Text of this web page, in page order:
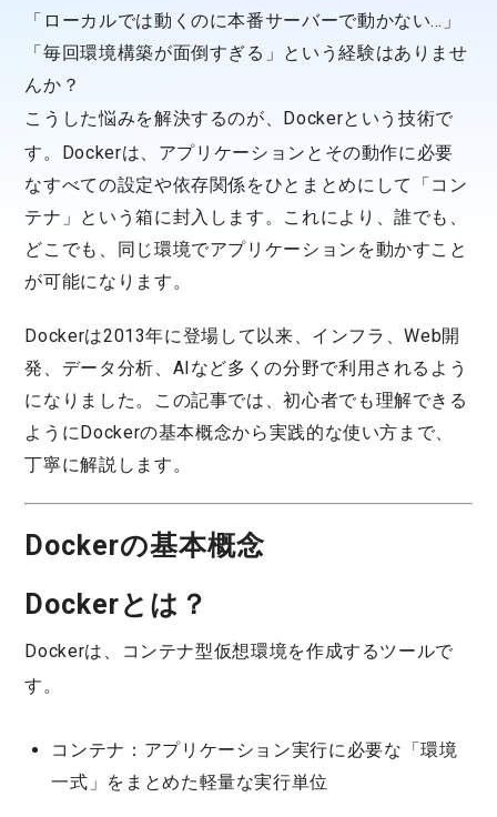
「ローカルでは動くのに本番サーバーで動かない…」
「毎回環境構築が面倒すぎる」という経験はありませ
んか？
こうした悩みを解決するのが、
Dockerという技術で
す。Dockerは、アプリケーションとその動作に必要
なすべての設定や依存関係をひとまとめにして「コン
テナ」という箱に封入します。これにより、誰でも、
どこでも、同じ環境でアプリケーションを動かすこと
が可能になります。
Dockerは2013年に登場して以来、インフラ、Web開
発、データ分析、AIなど多くの分野で利用されるよう
になりました。この記事では、初心者でも理解できる
ようにDockerの基本概念から実践的な使い方まで、
丁寧に解説します。
Dockerの基本概念
Dockerとは？
Dockerは、 コンテナ型仮想環境を作成するツールで
す。
コンテナ ：アプリケーション実行に必要な「環境
一式」をまとめた軽量な実行単位